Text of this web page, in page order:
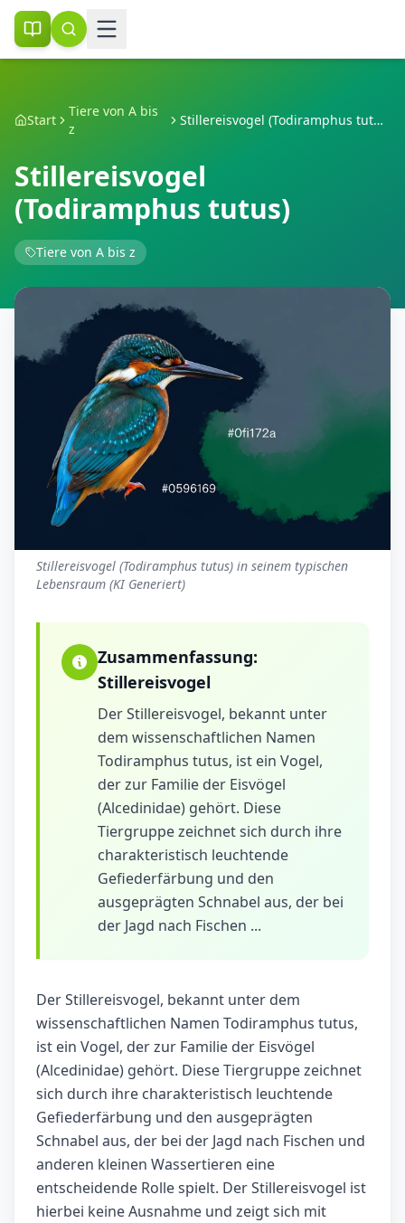
Start
Tiere von A bis
z
Stillereisvogel (Todiramphus tutus)
Stillereisvogel
(Todiramphus tutus)
Tiere von A bis z
Stillereisvogel (Todiramphus tutus) in seinem typischen
Lebensraum (KI Generiert)
Zusammenfassung:
Stillereisvogel
Der Stillereisvogel, bekannt unter
dem wissenschaftlichen Namen
Todiramphus tutus, ist ein Vogel,
der zur Familie der Eisvögel
(Alcedinidae) gehört. Diese
Tiergruppe zeichnet sich durch ihre
charakteristisch leuchtende
Gefiederfärbung und den
ausgeprägten Schnabel aus, der bei
der Jagd nach Fischen ...
Der Stillereisvogel, bekannt unter dem
wissenschaftlichen Namen Todiramphus tutus,
ist ein Vogel, der zur Familie der Eisvögel
(Alcedinidae) gehört. Diese Tiergruppe zeichnet
sich durch ihre charakteristisch leuchtende
Gefiederfärbung und den ausgeprägten
Schnabel aus, der bei der Jagd nach Fischen und
anderen kleinen Wassertieren eine
entscheidende Rolle spielt. Der Stillereisvogel ist
hierbei keine Ausnahme und zeigt sich mit